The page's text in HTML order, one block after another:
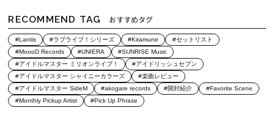
RECOMMEND TAG おすすめタグ
#Lantis #ラブライブ！シリーズ #Kiramune
#セットリスト
#MoooD Records
#UNIERA
#SUNRISE Music
#アイドルマスター ミリオンライブ！
#アイドリッシュセブン
#アイドルマスター シャイニーカラーズ
#楽曲レビュー
#アイドルマスター SideM
#akogare records #開封紹介
#Favorite Scene
#Monthly Pickup Artist
#Pick Up Phrase